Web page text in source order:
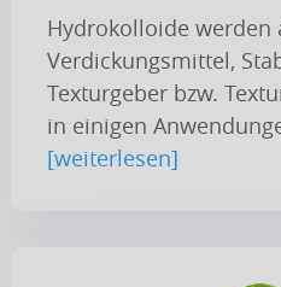
Hydrokolloide werden
Verdickungsmittel,
Texturgeber bzw.
in einigen
[weiterlesen]